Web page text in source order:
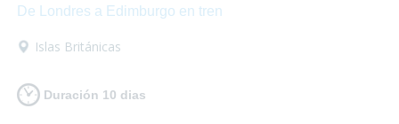
De Londres a Edimburgo en tren
Islas Británicas
Duración 10 dias